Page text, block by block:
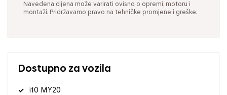
Navedena cijena može varirati ovisno o opremi, motoru i
montaži. Pridržavamo pravo na tehničke promjene i greške.
Dostupno za vozila
i10 MY20